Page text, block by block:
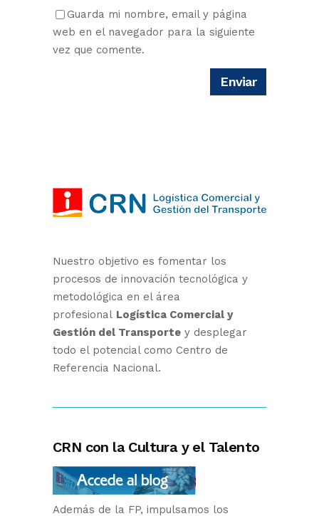
Guarda mi nombre, email y página
web en el navegador para la siguiente
vez que comente.
Nuestro objetivo es fomentar los
procesos de innovación tecnológica y
metodológica en el área
profesional Logística Comercial y
Gestión del Transporte y desplegar
todo el potencial como Centro de
Referencia Nacional.
CRN con la Cultura y el Talento
Además de la FP, impulsamos los